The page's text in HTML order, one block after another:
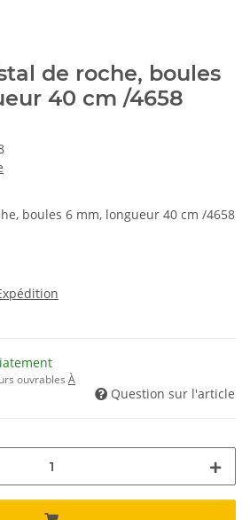
de roche, boules
40 cm /4658
boules 6 mm, longueur 40 cm /4658
ouvrables À
Question sur l'article